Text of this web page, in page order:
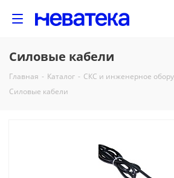
Силовые кабели
Главная - Каталог - СКС и инженерное
Силовые кабели